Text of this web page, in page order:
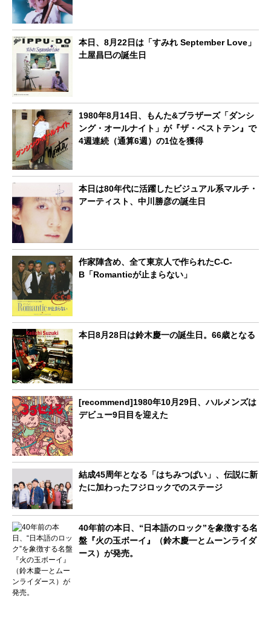
本日、8月22日は「すみれ September Love」
土屋昌巳の誕生日
1980年8月14日、もんた&ブラザーズ「ダンシ
ング・オールナイト」が『ザ・ベストテン』で
4週連続（通算6週）の1位を獲得
本日は80年代に活躍したビジュアル系マルチ・
アーティスト、中川勝彦の誕生日
作家陣含め、全て東京人で作られたC-C-
B「Romanticが止まらない」
本日8月28日は鈴木慶一の誕生日。66歳となる
[recommend]1980年10月29日、ハルメンズは
デビュー9日目を迎えた
結成45周年となる「はちみつぱい」、伝説に新
たに加わったフジロックでのステージ
40年前の本日、“日本語のロック”を象徴する名
盤『火の玉ボーイ』（鈴木慶一とムーンライダ
ース）が発売。